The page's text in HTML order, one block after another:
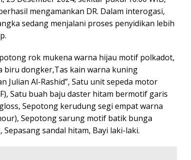
mengamankan DR. Dalam interogasi,
sedang menjalani proses penyidikan lebih
rok mukena warna hijau motif polkadot,
dongker,Tas kain warna kuning
Julian Al-Rashid”, Satu unit sepeda motor
Satu buah baju daster hitam bermotif garis
Sepotong kerudung segi empat warna
Sepotong sarung motif batik bunga
sandal hitam, Bayi laki-laki.